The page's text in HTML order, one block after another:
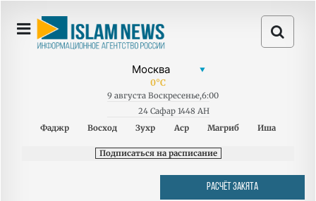
0°C
9 августа Воскресенье,6:00
24 Сафар 1448 AH
Фаджр
Восход Зухр Аср Магриб Иша
Подписаться на расписание
РАСЧЁТ ЗАКЯТА